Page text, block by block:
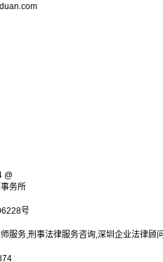
@
务所
号
服务,刑事法律服务咨询,深圳企业法律顾